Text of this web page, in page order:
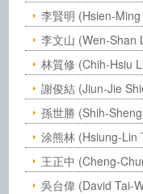
李賢明 (Hsien-
李文山 (Wen-Shan
林質修 (Chih-Hsiu
謝俊結 (Jiun-Jie
孫世勝 (Shih-
涂熊林 (Hsiung-Lin
王正中 (Cheng-
吳台偉 (David Tai-